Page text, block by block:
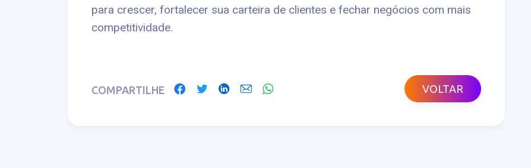
para crescer, fortalecer sua carteira de clientes e fechar negócios com mais
competitividade.
COMPARTILHE VOLTAR